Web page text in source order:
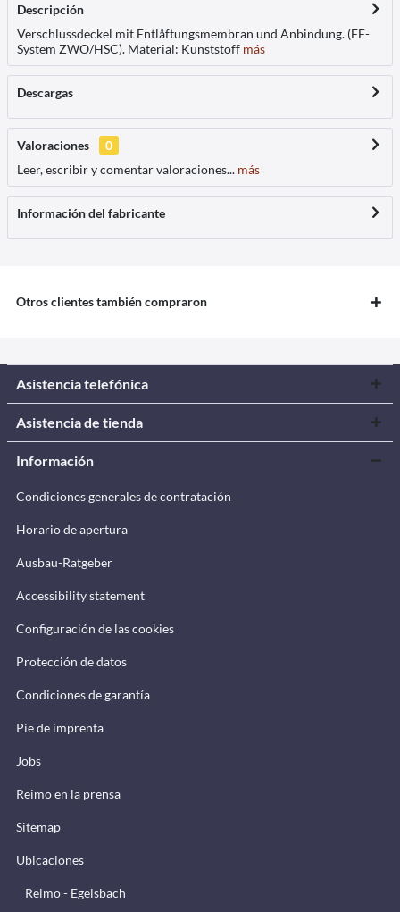
Descripción
Verschlussdeckel mit Entlåftungsmembran und Anbindung. (FF-
System ZWO/HSC). Material: Kunststoff más
Descargas
Valoraciones
0
Leer, escribir y comentar valoraciones... más
Información del fabricante
Otros clientes también compraron
Asistencia telefónica
Asistencia de tienda
Información
Condiciones generales de contratación
Horario de apertura
Ausbau-Ratgeber
Accessibility statement
Configuración de las cookies
Protección de datos
Condiciones de garantía
Pie de imprenta
Jobs
Reimo en la prensa
Sitemap
Ubicaciones
Reimo - Egelsbach